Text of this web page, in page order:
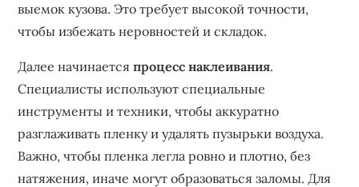
выемок кузова. Это требует высокой точности,
чтобы избежать неровностей и складок.
Далее начинаетсяпроцесс наклеивания.
Специалисты используют специальные
инструменты и техники, чтобы аккуратно
разглаживать пленку и удалять пузырьки воздуха.
Важно, чтобы пленка легла ровно и плотно, без
натяжения, иначе могут образоваться заломы. Для